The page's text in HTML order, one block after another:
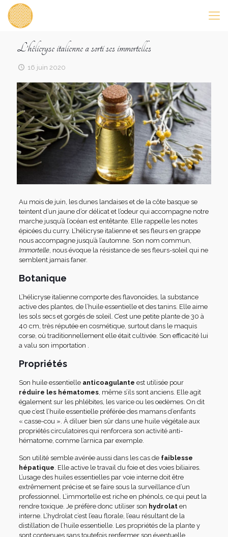
L’hélicryse italienne a sorti ses immortelles
16 juin 2020
Au mois de juin, les dunes landaises et de la côte basque se
teintent d’un jaune d’or délicat et l’odeur qui accompagne notre
marche jusqu’à l’océan est entêtante. Elle rappelle les notes
épicées du curry. L’hélicryse italienne et ses fleurs en grappe
nous accompagne jusqu’à l’automne. Son nom commun,
Immortelle, nous évoque la résistance de ses fleurs-soleil qui ne
semblent jamais faner.
Botanique
L’hélicryse italienne comporte des flavonoïdes, la substance
active des plantes, de l’huile essentielle et des tanins. Elle aime
les sols secs et gorgés de soleil. C’est une petite plante de 30 à
40 cm, très réputée en cosmétique, surtout dans le maquis
corse, où traditionnellement elle était cultivée. Son efficacité lui
a valu son importation .
Propriétés
Son huile essentielle anticoagulante est utilisée pour
réduire les hématomes, même s’ils sont anciens. Elle agit
également sur les phlébites, les varice ou les oedèmes. On dit
que c’est l’huile essentielle préférée des mamans d’enfants
« casse-cou ». À diluer bien sûr dans une huile végétale aux
propriétés circulatoires qui renforcera son activité anti-
hématome, comme l’arnica par exemple.
Son utilité semble avérée aussi dans les cas de faiblesse
hépatique. Elle active le travail du foie et des voies biliaires.
L’usage des huiles essentielles par voie interne doit être
extrêmement précise et se faire sous la surveillance d’un
professionnel. L’immortelle est riche en phénols, ce qui peut la
rendre toxique. Je préfère donc utiliser son hydrolat en
interne. L’hydrolat c’est l’eau florale, l’eau résultant de la
distillation de l’huile essentielle. Les propriétés de la plante y
sont contenues sans toutefois renfermer son éventuelle